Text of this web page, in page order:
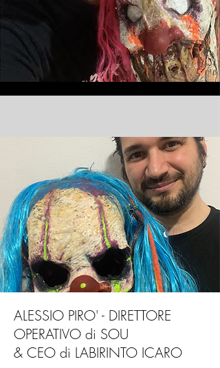
ALESSIO PIRO' - DIRETTORE
OPERATIVO di SOU
& CEO di LABIRINTO ICARO